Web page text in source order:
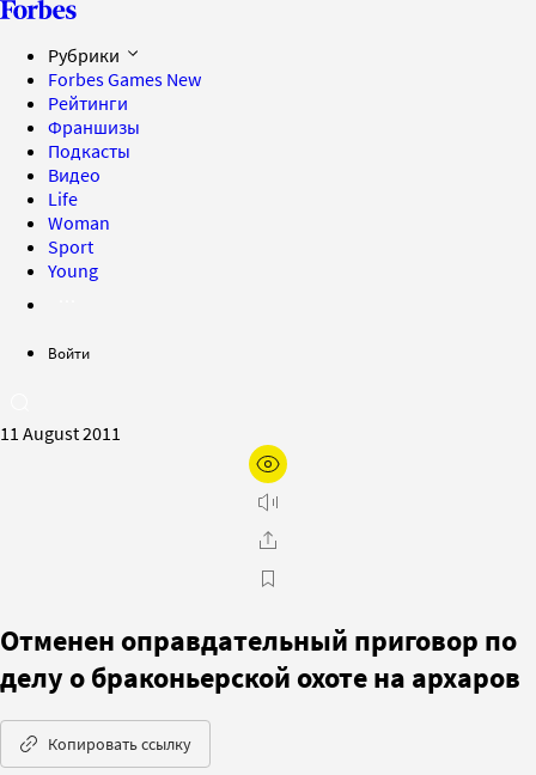
Рубрики
Forbes Games New
Рейтинги
Франшизы
Подкасты
Видео
Life
Woman
Sport
Young
Войти
11 August 2011
Отменен оправдательный приговор по
делу о браконьерской охоте на архаров
Копировать ссылку